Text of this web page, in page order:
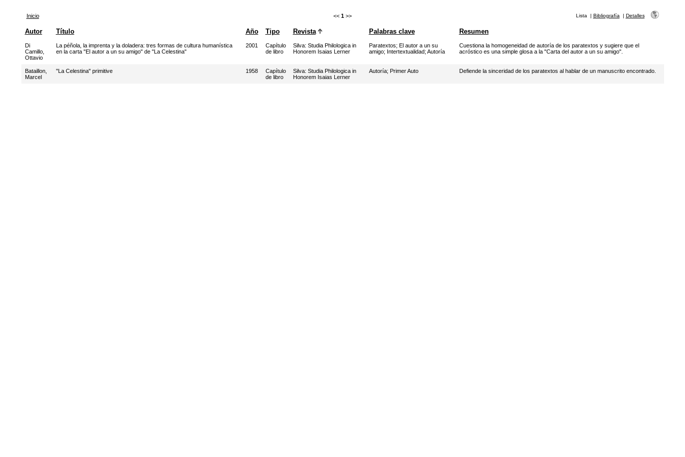
Inicio << 1 >> Lista | Bibliografía | Detalles
Autor Título Año Tipo Revista Palabras clave Resumen
Di
Camillo,
Ottavio
La péñola, la imprenta y la doladera: tres formas de cultura humanística
en la carta "El autor a un su amigo" de "La Celestina"
2001
Capítulo
de libro
Silva: Studia Philologica in
Honorem Isaias Lerner
Paratextos; El autor a un su
amigo; Intertextualidad; Autoría
Cuestiona la homogeneidad de autoría de los paratextos y sugiere que el
acróstico es una simple glosa a la "Carta del autor a un su amigo".
Bataillon,
Marcel
"La Celestina" primitive 1958
Capítulo
de libro
Silva: Studia Philologica in
Honorem Isaias Lerner
Autoría; Primer Auto Defiende la sinceridad de los paratextos al hablar de un manuscrito encontrado.